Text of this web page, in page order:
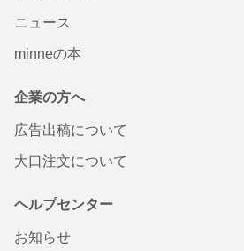
ニュース
minneの本
企業の方へ
広告出稿について
大口注文について
ヘルプセンター
お知らせ